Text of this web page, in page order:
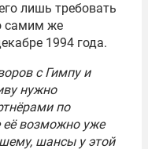
лишь требовать
самим же
1994 года.
с Гимпу и
нужно
по
её возможно уже
шансы у этой